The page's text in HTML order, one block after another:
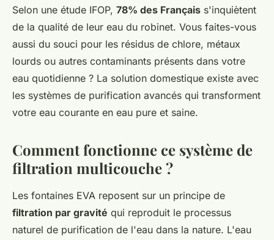
Fontaine EVA : la clé pour une
eau filtrée parfaite
Fabien•18/05/2026 11:06•8 min de lecture
Selon une étude IFOP, 78% des Français s'inquiètent
de la qualité de leur eau du robinet. Vous faites-vous
aussi du souci pour les résidus de chlore, métaux
lourds ou autres contaminants présents dans votre
eau quotidienne ? La solution domestique existe avec
les systèmes de purification avancés qui transforment
votre eau courante en eau pure et saine.
Comment fonctionne ce système de
filtration multicouche ?
Les fontaines EVA reposent sur un principe de
filtration par gravité qui reproduit le processus
naturel de purification de l'eau dans la nature. L'eau